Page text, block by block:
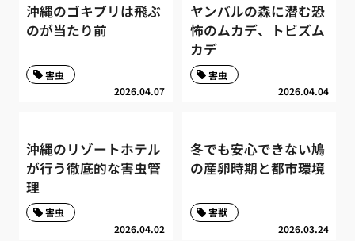
沖縄のゴキブリは飛ぶ
のが当たり前
2026.04.07
害虫
ヤンバルの森に潜む恐
怖のムカデ、トビズム
カデ
2026.04.04
害虫
沖縄のリゾートホテル
が行う徹底的な害虫管
理
2026.04.02
害虫
冬でも安心できない鳩
の産卵時期と都市環境
2026.03.24
害獣